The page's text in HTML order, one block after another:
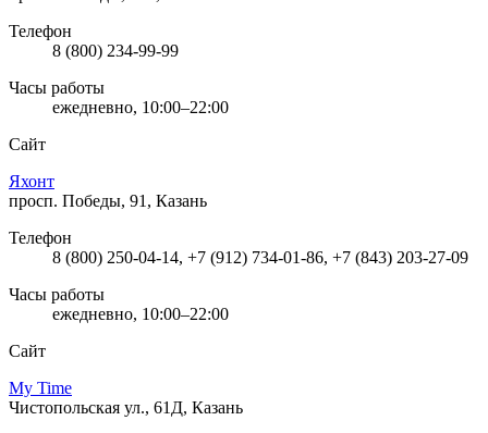
Телефон
8 (800) 234-99-99
Часы работы
ежедневно, 10:00–22:00
Сайт
Яхонт
просп. Победы, 91, Казань
Телефон
8 (800) 250-04-14, +7 (912) 734-01-86, +7 (843) 203-27-09
Часы работы
ежедневно, 10:00–22:00
Сайт
My Time
Чистопольская ул., 61Д, Казань